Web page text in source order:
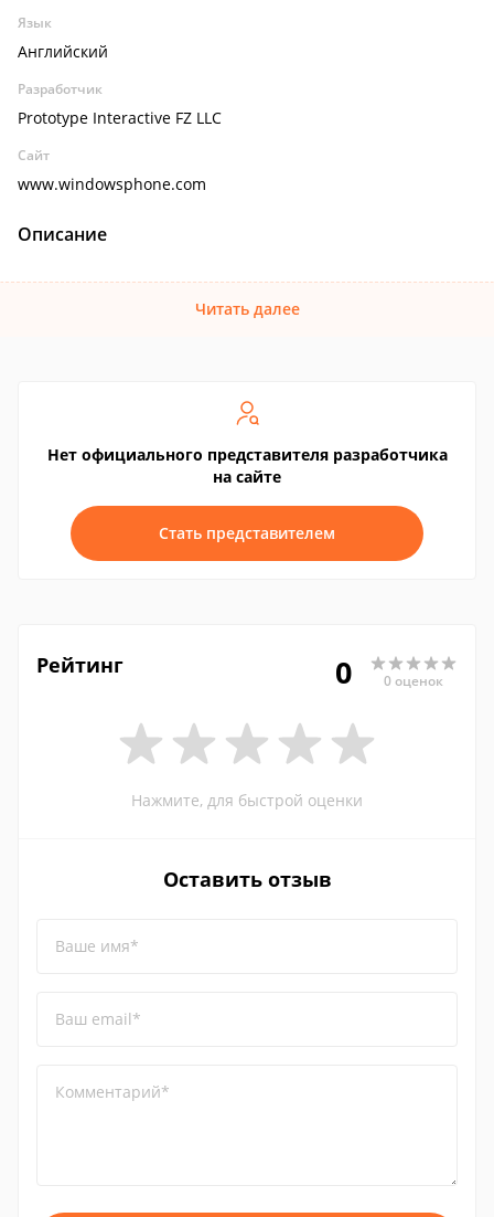
Язык
Английский
Разработчик
Prototype Interactive FZ LLC
Сайт
www.windowsphone.com
Описание
Читать далее
Нет официального представителя разработчика
на сайте
Стать представителем
Рейтинг 0 0 оценок
Нажмите, для быстрой оценки
Оставить отзыв
Ваше имя*
Ваш email*
Комментарий*